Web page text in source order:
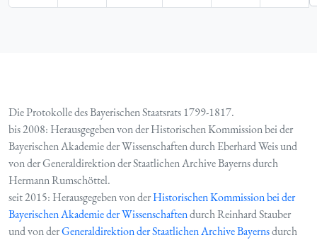
Die Protokolle des Bayerischen Staatsrats 1799-1817.
bis 2008: Herausgegeben von der Historischen Kommission bei der
Bayerischen Akademie der Wissenschaften durch Eberhard Weis und
von der Generaldirektion der Staatlichen Archive Bayerns durch
Hermann Rumschöttel.
seit 2015: Herausgegeben von derHistorischen Kommission bei der
Bayerischen Akademie der Wissenschaftendurch Reinhard Stauber
und von derGeneraldirektion der Staatlichen Archive Bayernsdurch